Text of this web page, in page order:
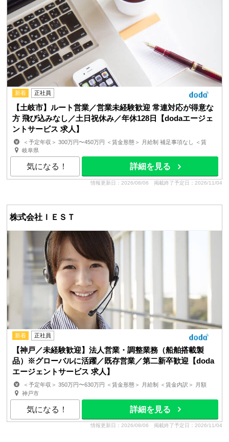
新着 正社員
【土岐市】ルート営業／営業未経験歓迎 常連対応が得意な
方 飛び込みなし／土日祝休み／年休128日【dodaエージェ
ントサービス 求人】
＜予定年収＞ 300万円〜450万円 ＜賃金形態＞ 月給制 補足事項なし ＜賃
金内訳＞ 月額（基本給）：176,200円〜215,800円 ...
岐阜県
気になる！ 詳細を見る
情報更新日：2026/08/06 掲載終了予定日：2026/11/04
株式会社ＩＥＳＴ
新着 正社員
【神戸／未経験歓迎】法人営業・調整業務（船舶搭載製
品）※グローバルに活躍／既存営業／第二新卒歓迎【doda
エージェントサービス 求人】
＜予定年収＞ 350万円〜630万円 ＜賃金形態＞ 月給制 ＜賃金内訳＞ 月額
（基本給）：250,000円〜450,000円 ＜月給＞ 2...
神戸市
気になる！ 詳細を見る
情報更新日：2026/08/06 掲載終了予定日：2026/11/04